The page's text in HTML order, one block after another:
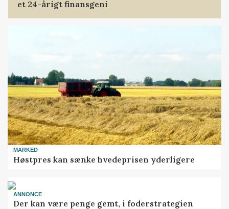
et 24-årigt finansgeni
MARKED
Høstpres kan sænke hvedeprisen yderligere
ANNONCE
Der kan være penge gemt, i foderstrategien